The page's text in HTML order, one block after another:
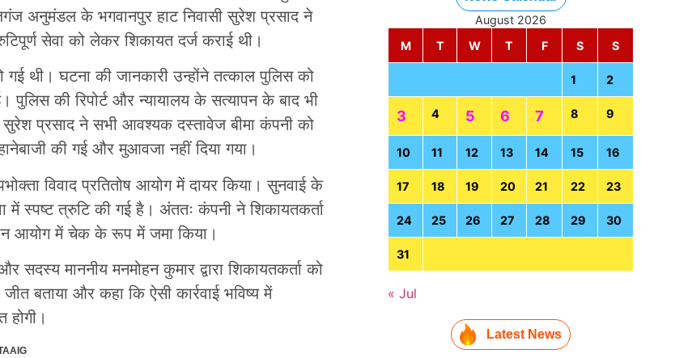
अनुमंडल के भगवानपुर हाट निवासी सुरेश प्रसाद ने
सेवा को लेकर शिकायत दर्ज कराई थी।
गई थी। घटना की जानकारी उन्होंने तत्काल पुलिस को
पुलिस की रिपोर्ट और न्यायालय के सत्यापन के बाद भी
प्रसाद ने सभी आवश्यक दस्तावेज बीमा कंपनी को
की गई और मुआवजा नहीं दिया गया।
विवाद प्रतितोष आयोग में दायर किया। सुनवाई के
में स्पष्ट त्रुटि की गई है। अंततः कंपनी ने शिकायतकर्ता
आयोग में चेक के रूप में जमा किया।
माननीय मनमोहन कुमार द्वारा शिकायतकर्ता को
बताया और कहा कि ऐसी कार्रवाई भविष्य में
होगी।
August 2026
M
T W T F S S
1 2
3 4 5 6 7 8 9
10 11 12 13 14 15 16
17 18 19 20 21 22 23
24 25 26 27 28 29 30
31
« Jul
Latest News